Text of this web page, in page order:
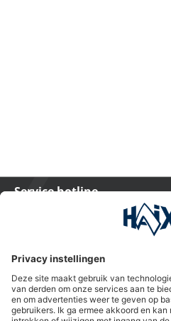
Service hotline
HAIX Group
Shop Service